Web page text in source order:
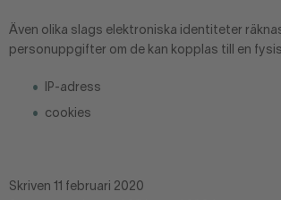
Även olika slags elektroniska identiteter
personuppgifter om de kan kopplas till en
IP-adress
cookies
Skriven 11 februari 2020